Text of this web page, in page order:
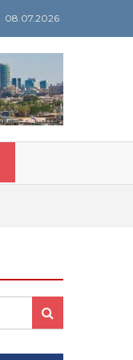
08.07.2026
Search